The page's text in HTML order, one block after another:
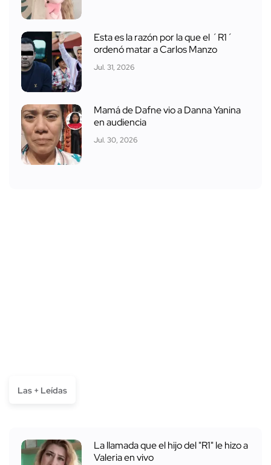
Esta es la razón por la que el ´R1´
ordenó matar a Carlos Manzo
Jul. 31, 2026
Mamá de Dafne vio a Danna Yanina
en audiencia
Jul. 30, 2026
Las + Leídas
La llamada que el hijo del "R1" le hizo a
Valeria en vivo